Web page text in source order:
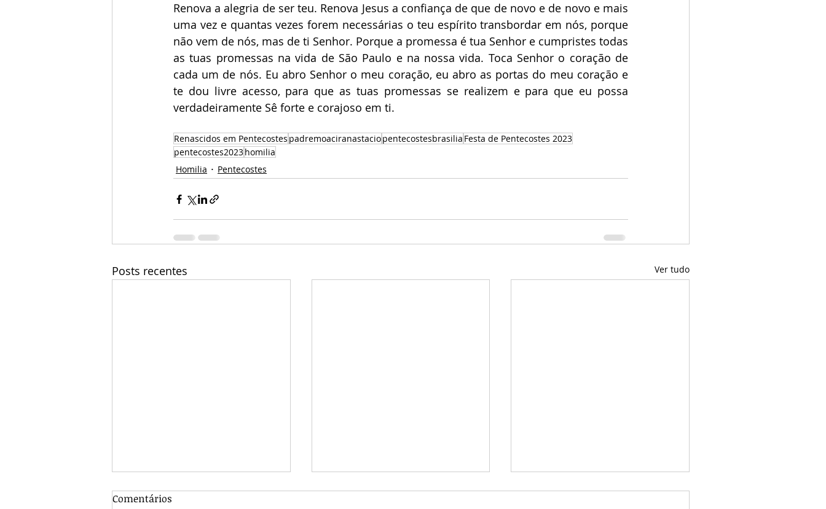
Renova a alegria de ser teu. Renova Jesus a confiança de que de novo e de novo e mais
uma vez e quantas vezes forem necessárias o teu espírito transbordar em nós, porque
não vem de nós, mas de ti Senhor. Porque a promessa é tua Senhor e cumpristes todas
as tuas promessas na vida de São Paulo e na nossa vida. Toca Senhor o coração de
cada um de nós. Eu abro Senhor o meu coração, eu abro as portas do meu coração e
te dou livre acesso, para que as tuas promessas se realizem e para que eu possa
verdadeiramente Sê forte e corajoso em ti.
Renascidos em Pentecostes padremoaciranastaciopentecostesbrasilia Festa de Pentecostes 2023
pentecostes2023homilia
Homilia
Pentecostes
Posts recentes Ver tudo
Comentários